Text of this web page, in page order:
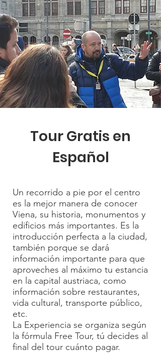
Tour Gratis en
Español
Un recorrido a pie por el centro
es la mejor manera de conocer
Viena, su historia, monumentos y
edificios más importantes. Es la
introducción perfecta a la ciudad,
también porque se dará
información importante para que
aproveches al máximo tu estancia
en la capital austriaca, como
información sobre restaurantes,
vida cultural, transporte público,
etc.
La Experiencia se organiza según
la fórmula Free Tour, tú decides al
final del tour cuánto pagar.